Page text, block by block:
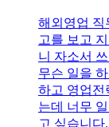
해외영업 직
고를 보고
니 자소서
무슨 일을
하고 영업전
는데 너무
고 싶습니다